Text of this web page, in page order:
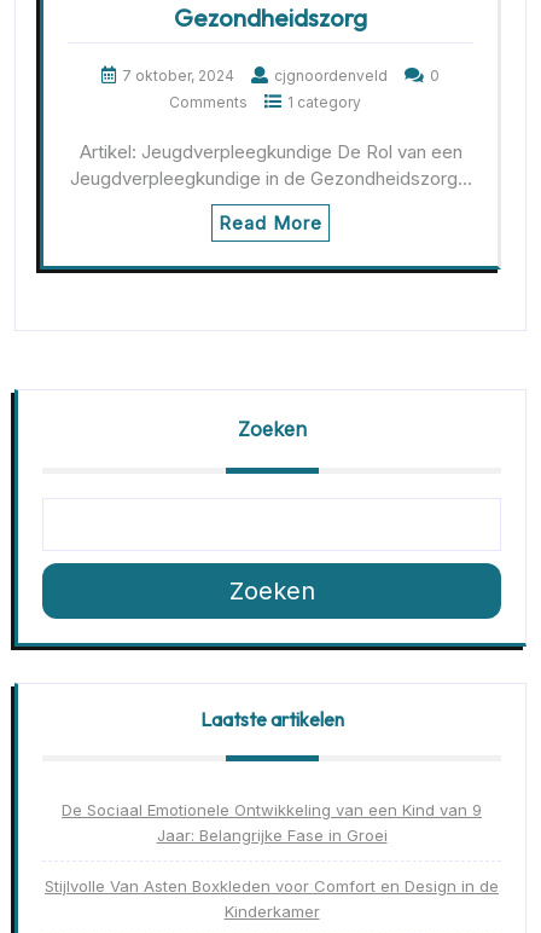
Gezondheidszorg
7 oktober, 2024 cjgnoordenveld
0
Comments
1 category
Artikel: Jeugdverpleegkundige De Rol van een
Jeugdverpleegkundige in de Gezondheidszorg…
Read More
Zoeken
Zoeken
Laatste artikelen
De Sociaal Emotionele Ontwikkeling van een Kind van 9
Jaar: Belangrijke Fase in Groei
Stijlvolle Van Asten Boxkleden voor Comfort en Design in de
Kinderkamer